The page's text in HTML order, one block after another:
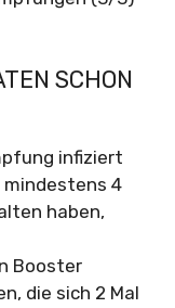
SCHON
infiziert
mindestens 4
haben,
Booster
die sich 2 Mal